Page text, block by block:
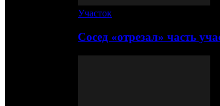
Участок
Сосед «отрезал» часть